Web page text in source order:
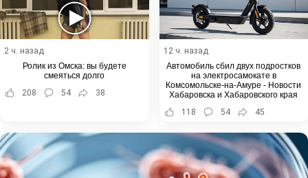
2 ч. назад
Ролик из Омска: вы будете
смеяться долго
208
54 38
12 ч. назад
Автомобиль сбил двух подростков
на электросамокате в
Комсомольске-на-Амуре - Новости
Хабаровска и Хабаровского края
118
54 45